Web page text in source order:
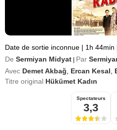
Date de sortie inconnue | 1h 44min
De Sermiyan Midyat Par
Avec Demet Akbağ Ercan Kesal
Titre original Hükümet Kadın
Spectateurs
3,3